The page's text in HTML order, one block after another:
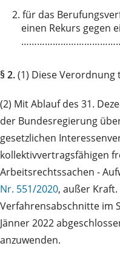
2. für das
einen Rekurs gegen
§ 2.(1) Diese Verordnung
(2) Mit Ablauf des 31.
der Bundesregierung
gesetzlichen
kollektivvertragsfähigen
Arbeitsrechtssachen -
Nr. 551/2020, außer
Verfahrensabschnitte im
Jänner 2022
anzuwenden.